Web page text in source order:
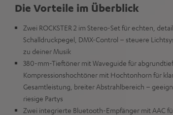
Die Vorteile im Überblick
Zwei ROCKSTER 2 im Stereo-Set für echten,
Schalldruckpegel, DMX-Control – steuere
zu deiner Musik
380-mm-Tieftöner mit Waveguide für
Kompressionshochtöner mit Hochtonhorn für
Gesamtleistung, breiter Abstrahlbereich –
riesige Partys
Zwei integrierte Bluetooth-Empfänger mit AAC